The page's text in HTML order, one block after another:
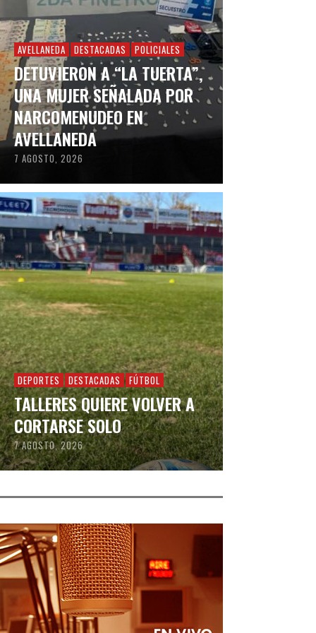
AVELLANEDA DESTACADAS POLICIALES
DETUVIERON A “LA TUERTA”,
UNA MUJER SEÑALADA POR
NARCOMENUDEO EN
AVELLANEDA
7 AGOSTO, 2026
DEPORTES DESTACADAS FÚTBOL
TALLERES QUIERE VOLVER A
CORTARSE SOLO
7 AGOSTO, 2026